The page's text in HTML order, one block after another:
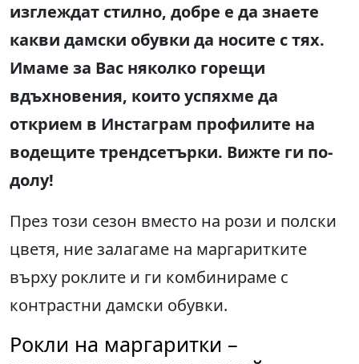
изглеждат стилно, добре е да знаете
какви дамски обувки да носите с тях.
Имаме за Вас няколко горещи
вдъхновения, които успяхме да
открием в Инстаграм профилите на
водещите трендсетърки. Вижте ги по-
долу!
През този сезон вместо на рози и полски
цветя, ние залагаме на маргаритките
върху роклите и ги комбинираме с
контрастни дамски обувки.
Рокли на маргаритки –